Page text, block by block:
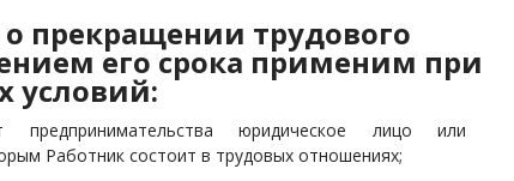
прекращении трудового
его срока применим при
условий:
предпринимательства юридическое лицо или
Работник состоит в трудовых отношениях;